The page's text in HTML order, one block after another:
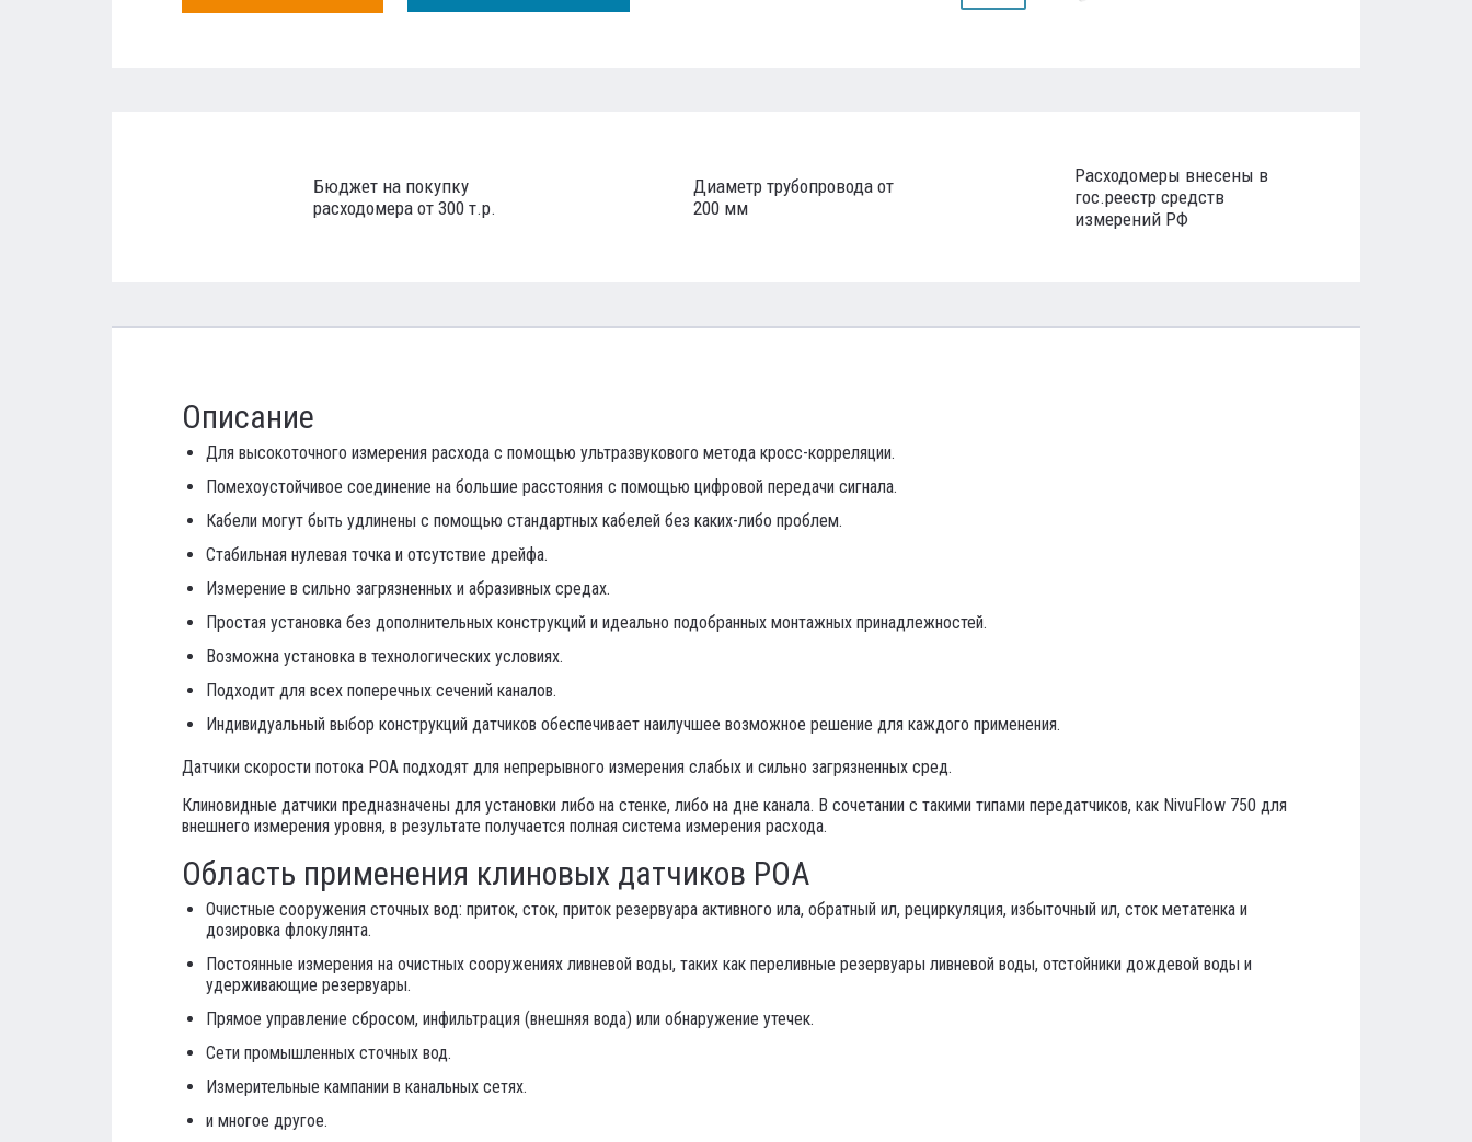
Бюджет на покупку
расходомера от 300 т.р.
Диаметр трубопровода от
200 мм
Расходомеры внесены в
гос.реестр средств
измерений РФ
Описание
Для высокоточного измерения расхода с помощью ультразвукового метода кросс-корреляции.
Помехоустойчивое соединение на большие расстояния с помощью цифровой передачи сигнала.
Кабели могут быть удлинены с помощью стандартных кабелей без каких-либо проблем.
Стабильная нулевая точка и отсутствие дрейфа.
Измерение в сильно загрязненных и абразивных средах.
Простая установка без дополнительных конструкций и идеально подобранных монтажных принадлежностей.
Возможна установка в технологических условиях.
Подходит для всех поперечных сечений каналов.
Индивидуальный выбор конструкций датчиков обеспечивает наилучшее возможное решение для каждого применения.
Датчики скорости потока POA подходят для непрерывного измерения слабых и сильно загрязненных сред.
Клиновидные датчики предназначены для установки либо на стенке, либо на дне канала. В сочетании с такими типами передатчиков, как NivuFlow 750 для
внешнего измерения уровня, в результате получается полная система измерения расхода.
Область применения клиновых датчиков POA
Очистные сооружения сточных вод: приток, сток, приток резервуара активного ила, обратный ил, рециркуляция, избыточный ил, сток метатенка и
дозировка флокулянта.
Постоянные измерения на очистных сооружениях ливневой воды, таких как переливные резервуары ливневой воды, отстойники дождевой воды и
удерживающие резервуары.
Прямое управление сбросом, инфильтрация (внешняя вода) или обнаружение утечек.
Сети промышленных сточных вод.
Измерительные кампании в канальных сетях.
и многое другое.